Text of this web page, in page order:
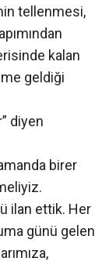
tellenmesi,
kalan
geldiği
diyen
birer
ilan ettik. Her
günü gelen